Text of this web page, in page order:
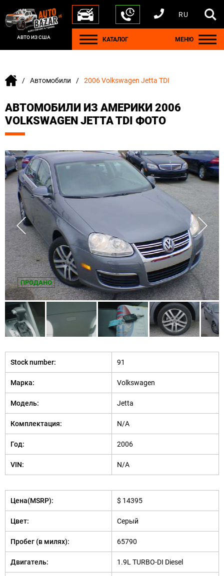
АВТО ИЗ США
+1 440 212 5612
+380 63 445 8605
---
+7 701 784 4450
+375 17 337 2065
RU
КАТАЛОГ МЕНЮ
Автомобили 2006 Volkswagen Jetta TDI
АВТОМОБИЛИ ИЗ АМЕРИКИ 2006
VOLKSWAGEN JETTA TDI ФОТО
ПРОДАНО
Stock number: 91
Марка: Volkswagen
Модель: Jetta
Комплектация: N/A
Год: 2006
VIN: N/A
Цена(MSRP): $ 14395
Цвет: Серый
Пробег (в милях): 65790
Двигатель: 1.9L TURBO-DI Diesel